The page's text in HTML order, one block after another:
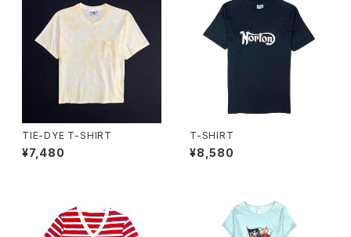
TIE-DYE T-SHIRT
¥7,480
T-SHIRT
¥8,580